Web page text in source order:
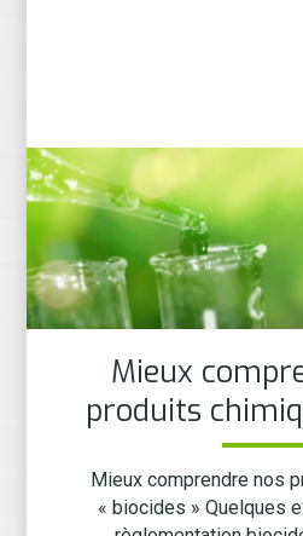
Mieux
produits
Mieux comprendre nos
« biocides » Quelques